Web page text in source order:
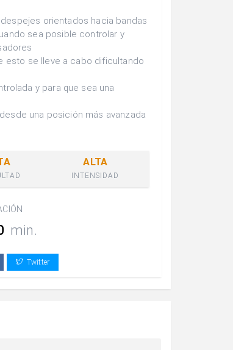
orientados hacia bandas
sea posible controlar y
esto se lleve a cabo dificultando
y para que sea una
una posición más avanzada
ALTA
INTENSIDAD
min.
Twitter